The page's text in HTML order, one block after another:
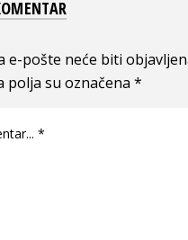
e-pošte neće biti
polja su označena*